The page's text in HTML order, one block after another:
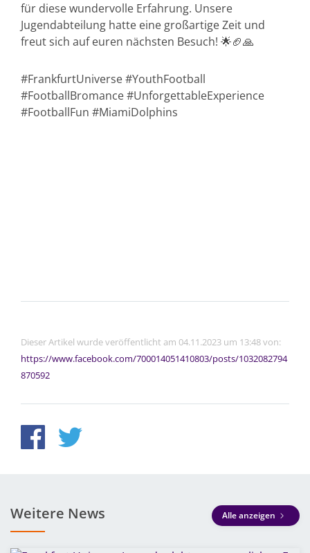
für diese wundervolle Erfahrung. Unsere
Jugendabteilung hatte eine großartige Zeit und
freut sich auf euren nächsten Besuch! 🌟🏈🙏
#FrankfurtUniverse #YouthFootball
#FootballBromance #UnforgettableExperience
#FootballFun #MiamiDolphins
Dieser Artikel wurde veröffentlicht am 04.11.2023 um 13:48 von:
https://www.facebook.com/700014051410803/posts/1032082794
870592
Weitere News Alle anzeigen